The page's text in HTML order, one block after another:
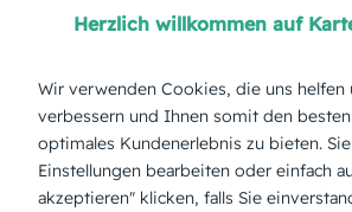
Papierart: Feinstpapier
Menge:
Stückpreis: 2,75 €
Herzlich willkommen auf
Wir verwenden Cookies, die uns helfen
verbessern und Ihnen somit den
optimales Kundenerlebnis zu bieten.
Einstellungen bearbeiten oder einfach
akzeptieren" klicken, falls Sie